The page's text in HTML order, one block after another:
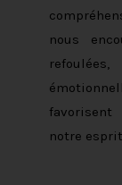
nous
favorisent
notre